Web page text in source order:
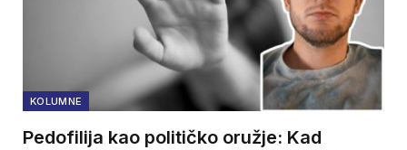
KOLUMNE
Pedofilija kao političko oružje: Kad